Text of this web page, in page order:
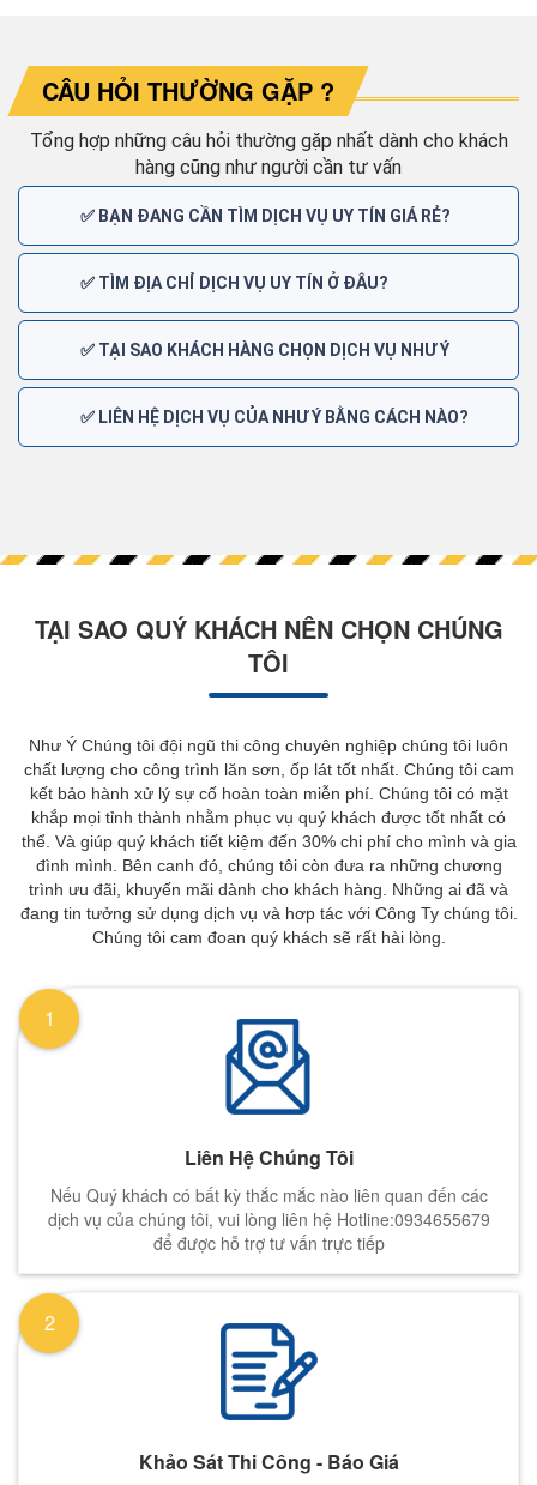
CÂU HỎI THƯỜNG GẶP ?
Tổng hợp những câu hỏi thường gặp nhất dành cho khách
hàng cũng như người cần tư vấn
✅ BẠN ĐANG CẦN TÌM DỊCH VỤ UY TÍN GIÁ RẺ?
✅ TÌM ĐỊA CHỈ DỊCH VỤ UY TÍN Ở ĐÂU?
✅ TẠI SAO KHÁCH HÀNG CHỌN DỊCH VỤ NHƯ Ý
✅ LIÊN HỆ DỊCH VỤ CỦA NHƯ Ý BẰNG CÁCH NÀO?
TẠI SAO QUÝ KHÁCH NÊN CHỌN CHÚNG
TÔI
Như Ý Chúng tôi đội ngũ thi công chuyên nghiệp chúng tôi luôn
chất lượng cho công trình lăn sơn, ốp lát tốt nhất. Chúng tôi cam
kết bảo hành xử lý sự cố hoàn toàn miễn phí. Chúng tôi có mặt
khắp mọi tỉnh thành nhằm phục vụ quý khách được tốt nhất có
thể. Và giúp quý khách tiết kiệm đến 30% chi phí cho mình và gia
đình mình. Bên canh đó, chúng tôi còn đưa ra những chương
trình ưu đãi, khuyến mãi dành cho khách hàng. Những ai đã và
đang tin tưởng sử dụng dịch vụ và hơp tác với Công Ty chúng tôi.
Chúng tôi cam đoan quý khách sẽ rất hài lòng.
Liên Hệ Chúng Tôi
Nếu Quý khách có bất kỳ thắc mắc nào liên quan đến các
dịch vụ của chúng tôi, vui lòng liên hệ Hotline:0934655679
để được hỗ trợ tư vấn trực tiếp
1
Khảo Sát Thi Công - Báo Giá
2